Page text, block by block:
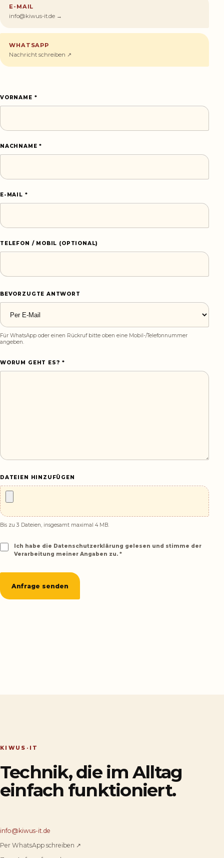
E-MAIL
info@kiwus-it.de →
WHATSAPP
Nachricht schreiben ↗
VORNAME *
NACHNAME *
E-MAIL *
TELEFON / MOBIL (OPTIONAL)
BEVORZUGTE ANTWORT
Für WhatsApp oder einen Rückruf bitte oben eine Mobil-/Telefonnummer
angeben.
WORUM GEHT ES? *
DATEIEN HINZUFÜGEN
Bis zu 3 Dateien, insgesamt maximal 4 MB.
Ich habe die Datenschutzerklärung gelesen und stimme der
Verarbeitung meiner Angaben zu. *
Anfrage senden
KIWUS·IT
Technik, die im Alltag
einfach funktioniert.
info@kiwus-it.de
Per WhatsApp schreiben ↗